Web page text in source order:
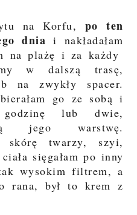
na Korfu, po ten
dnia i nakładałam
na plażę i za każdy
w dalszą trasę,
na zwykły spacer.
go ze sobą i
lub dwie,
jego warstwę.
twarzy, szyi,
sięgałam po inny
wysokim filtrem, a
rana, był to krem z